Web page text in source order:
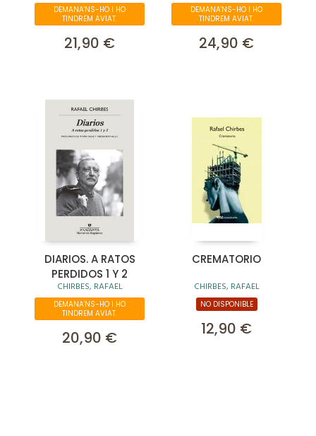
DEMANA'NS-HO I HO
TINDREM AVIAT.
21,90 €
DEMANA'NS-HO I HO
TINDREM AVIAT.
24,90 €
DIARIOS. A RATOS
PERDIDOS 1 Y 2
CHIRBES, RAFAEL
DEMANA'NS-HO I HO
TINDREM AVIAT.
20,90 €
CREMATORIO
CHIRBES, RAFAEL
NO DISPONIBLE
12,90 €